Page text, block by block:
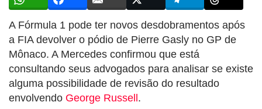
A Fórmula 1 pode ter novos desdobramentos após
a FIA devolver o pódio de Pierre Gasly no GP de
Mônaco. A Mercedes confirmou que está
consultando seus advogados para analisar se existe
alguma possibilidade de revisão do resultado
envolvendo George Russell.